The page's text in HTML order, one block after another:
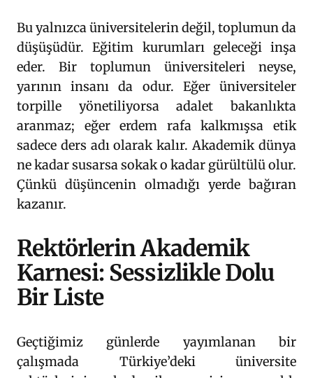
Bu yalnızca üniversitelerin değil, toplumun da
düşüşüdür. Eğitim kurumları geleceği inşa
eder. Bir toplumun üniversiteleri neyse,
yarının insanı da odur. Eğer üniversiteler
torpille yönetiliyorsa adalet bakanlıkta
aranmaz; eğer erdem rafa kalkmışsa etik
sadece ders adı olarak kalır. Akademik dünya
ne kadar susarsa sokak o kadar gürültülü olur.
Çünkü düşüncenin olmadığı yerde bağıran
kazanır.
Rektörlerin Akademik
Karnesi: Sessizlikle Dolu
Bir Liste
Geçtiğimiz günlerde yayımlanan bir
çalışmada Türkiye’deki üniversite